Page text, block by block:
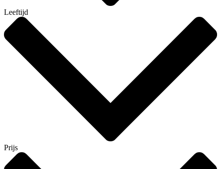
Leeftijd
Prijs